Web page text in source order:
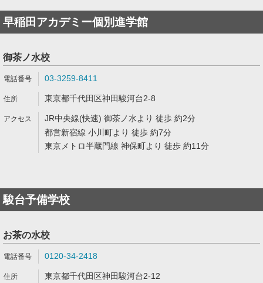
早稲田アカデミー個別進学館
御茶ノ水校
03-3259-8411
東京都千代田区神田駿河台2-8
JR中央線(快速) 御茶ノ水より 徒歩 約2分
都営新宿線 小川町より 徒歩 約7分
東京メトロ半蔵門線 神保町より 徒歩 約11分
駿台予備学校
お茶の水校
0120-34-2418
東京都千代田区神田駿河台2-12